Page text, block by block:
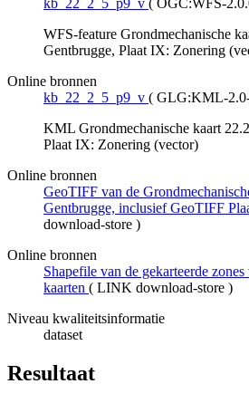
kb_22_2_5_p9_v ( OGC:WFS-
WFS-feature Grondmechanische
Gentbrugge, Plaat IX: Zonering
Online bronnen
kb_22_2_5_p9_v ( GLG:KML-
KML Grondmechanische kaart
Plaat IX: Zonering (vector)
Online bronnen
GeoTIFF van de
Gentbrugge, inclusief GeoTIFF
download-store )
Online bronnen
Shapefile van de gekarteerde
kaarten ( LINK download-store )
Niveau kwaliteitsinformatie
dataset
Resultaat